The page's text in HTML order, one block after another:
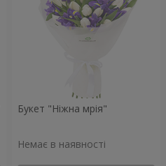
Букет "Ніжна мрія"
Немає в наявності